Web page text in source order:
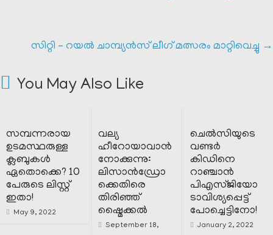
സിറ്റി – റയൽ ചാമ്പ്യൻസ് ലീഗ് മത്സരം മാറ്റിവെച്ചു →
You May Also Like
സമ്പന്നരായ
ഉടമസ്ഥരുള്ള
ക്ലബുകൾ
ഏതൊക്കെ? 10
പേരുടെ ലിസ്റ്റ്
ഇതാ!
May 9, 2022
വല്യ
ഹീറോയാവാൻ
നോക്കുന്നു:
ലിസാൻഡ്രോ
ക്കെതിരെ
തിരിഞ്ഞ്
ഷ്മൈക്കൽ
September 18,
ചെൽസിയുടെ
വണ്ടർ
കിഡിനെ
റാഞ്ചാൻ
പിഎസ്ജിയോ
ടാവിശ്യപ്പെട്ട്
പോച്ചെട്ടിനോ!
January 2, 2022